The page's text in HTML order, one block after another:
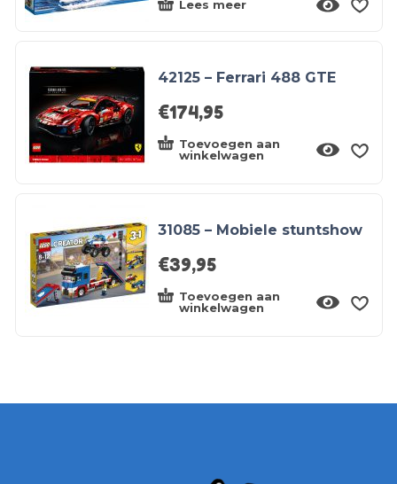
Lees meer
42125 – Ferrari 488 GTE
€174,95
Toevoegen aan
winkelwagen
31085 – Mobiele stuntshow
€39,95
Toevoegen aan
winkelwagen